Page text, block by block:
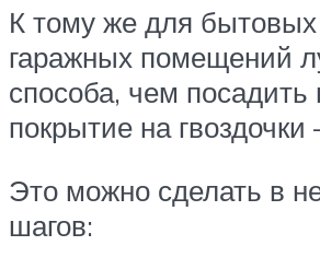
К тому же для
гаражных помещений
способа, чем посадить
покрытие на
Это можно сделать в
шагов: